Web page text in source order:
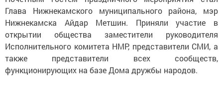
Глава Нижнекамского муниципального района, мэр
Нижнекамска Айдар Метшин. Приняли участие в
открытии общества заместители руководителя
Исполнительного комитета НМР, представители СМИ, а
также представители всех сообществ,
функционирующих на базе Дома дружбы народов.